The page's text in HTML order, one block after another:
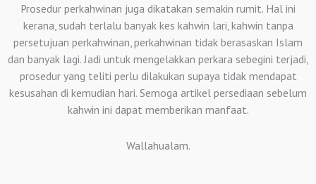
Prosedur perkahwinan juga dikatakan semakin rumit. Hal ini
kerana, sudah terlalu banyak kes kahwin lari, kahwin tanpa
persetujuan perkahwinan, perkahwinan tidak berasaskan Islam
dan banyak lagi. Jadi untuk mengelakkan perkara sebegini terjadi,
prosedur yang teliti perlu dilakukan supaya tidak mendapat
kesusahan di kemudian hari. Semoga artikel persediaan sebelum
kahwin ini dapat memberikan manfaat.
Wallahualam.